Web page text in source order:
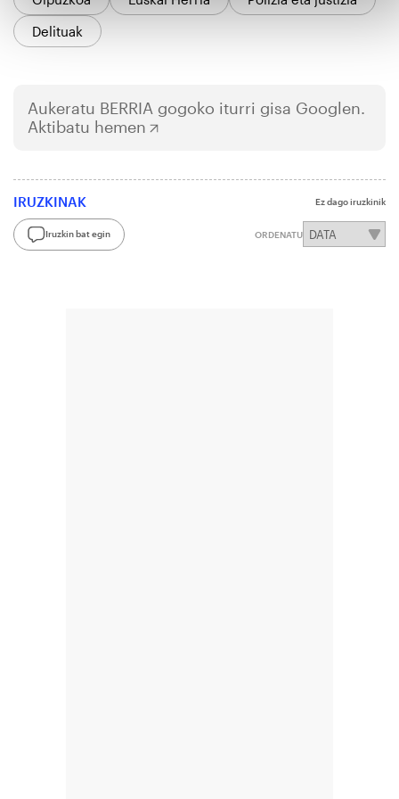
Delituak
Aukeratu BERRIA gogoko iturri gisa Googlen.
Aktibatu hemen
IRUZKINAK Ez dago iruzkinik
Iruzkin bat egin ORDENATU